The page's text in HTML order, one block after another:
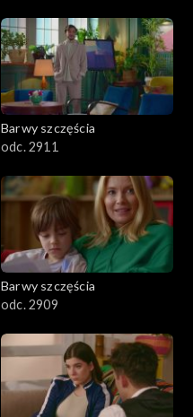
Barwy szczęścia
odc. 2911
Barwy szczęścia
odc. 2909